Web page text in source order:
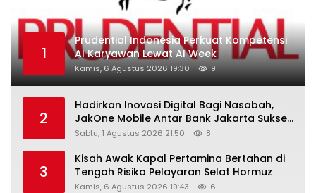
1
Prudential Indonesia Perkuat Kompetensi
AI Karyawan Lewat AI Week
Kamis, 6 Agustus 2026 19:30 9
2
Hadirkan Inovasi Digital Bagi Nasabah,
JakOne Mobile Antar Bank Jakarta Sukses
Raih Digital Excellence Awards 2026
Sabtu, 1 Agustus 2026 21:50 8
3
Kisah Awak Kapal Pertamina Bertahan di
Tengah Risiko Pelayaran Selat Hormuz
Kamis, 6 Agustus 2026 19:43 6